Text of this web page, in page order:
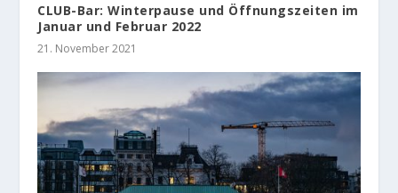
CLUB-Bar: Winterpause und Öffnungszeiten im
Januar und Februar 2022
21. November 2021